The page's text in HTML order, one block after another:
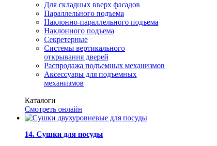
Для складных вверх фасадов
Параллельного подъема
Наклонно-параллельного подъема
Наклонного подъема
Секретерные
Системы вертикального
открывания дверей
Распродажа подъемных механизмов
Аксессуары для подъемных
механизмов
Каталоги
Смотреть онлайн
14. Сушки для посуды